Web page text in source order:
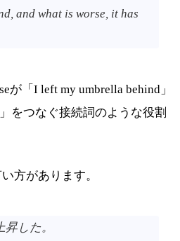
and what is worse, it has
が「I left my umbrella behind」
をつなぐ接続詞のような役割
方があります。
した。